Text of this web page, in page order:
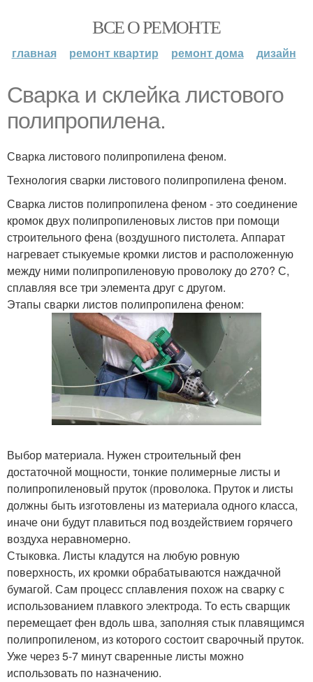
ВСЕ О РЕМОНТЕ
главная ремонт квартир ремонт дома дизайн
Сварка и склейка листового
полипропилена.
Сварка листового полипропилена феном.
Технология сварки листового полипропилена феном.
Сварка листов полипропилена феном - это соединение
кромок двух полипропиленовых листов при помощи
строительного фена (воздушного пистолета. Аппарат
нагревает стыкуемые кромки листов и расположенную
между ними полипропиленовую проволоку до 270? С,
сплавляя все три элемента друг с другом.
Этапы сварки листов полипропилена феном:
Выбор материала. Нужен строительный фен
достаточной мощности, тонкие полимерные листы и
полипропиленовый пруток (проволока. Пруток и листы
должны быть изготовлены из материала одного класса,
иначе они будут плавиться под воздействием горячего
воздуха неравномерно.
Стыковка. Листы кладутся на любую ровную
поверхность, их кромки обрабатываются наждачной
бумагой. Сам процесс сплавления похож на сварку с
использованием плавкого электрода. То есть сварщик
перемещает фен вдоль шва, заполняя стык плавящимся
полипропиленом, из которого состоит сварочный пруток.
Уже через 5-7 минут сваренные листы можно
использовать по назначению.